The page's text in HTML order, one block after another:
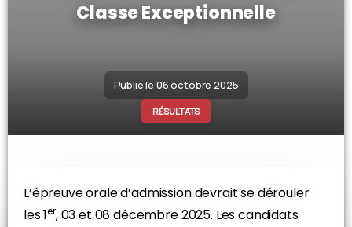
Classe Exceptionnelle
Publié le 06 octobre 2025
RÉSULTATS
L’épreuve orale d’admission devrait se dérouler
les 1er, 03 et 08 décembre 2025. Les candidats